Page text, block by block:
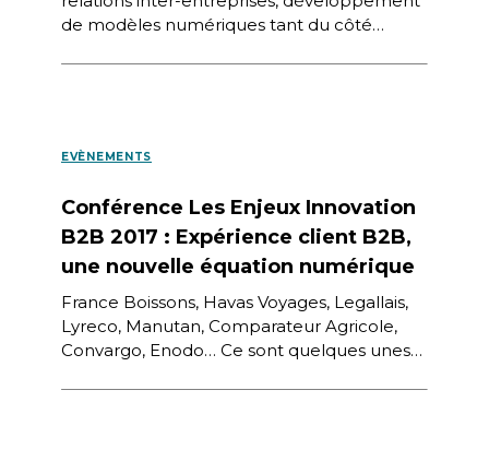
de modèles numériques tant du côté
EVÈNEMENTS
Conférence Les Enjeux Innovation
B2B 2017 : Expérience client B2B,
une nouvelle équation numérique
France Boissons, Havas Voyages, Legallais,
Lyreco, Manutan, Comparateur Agricole,
Convargo, Enodo… Ce sont quelques unes